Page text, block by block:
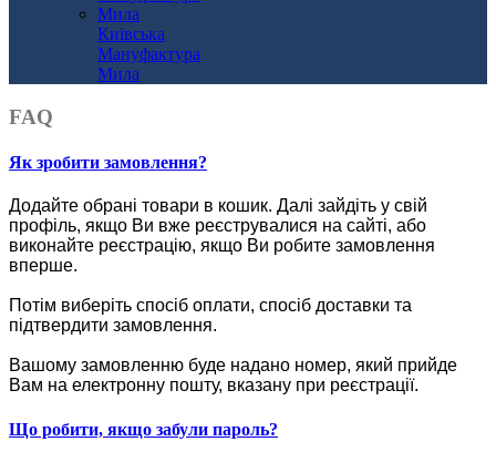
Київська
Мануфактура
Мила
FAQ
Як зробити замовлення?
Додайте обрані товари в кошик. Далі зайдіть у свій
профіль, якщо Ви вже реєструвалися на сайті, або
виконайте реєстрацію, якщо Ви робите замовлення
вперше.
Потім виберіть спосіб оплати, спосіб доставки та
підтвердити замовлення.
Вашому замовленню буде надано номер, який прийде
Вам на електронну пошту, вказану при реєстрації.
Що робити, якщо забули пароль?